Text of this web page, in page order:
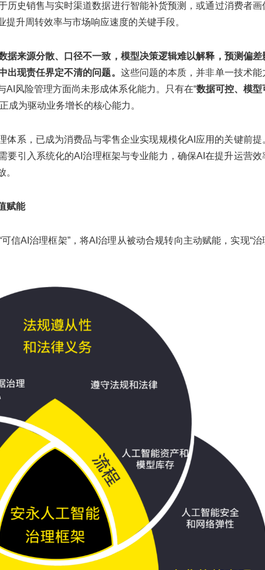
历史销售与实时渠道数据进行智能补货预测，或通过消费者画
升周转效率与市场响应速度的关键手段。
据来源分散、口径不一致，模型决策逻辑难以解释，预测偏差
出现责任界定不清的问题。 这些问题的本质，并非单一技术能
风险管理方面尚未形成体系化能力。只有在“数据可控、模型
成为驱动业务增长的核心能力。
系，已成为消费品与零售企业实现规模化AI应用的关键前提
要引入系统化的AI治理框架与专业能力，确保AI在提升运营效
。
赋能
信AI治理框架”，将AI治理从被动合规转向主动赋能，实现“治